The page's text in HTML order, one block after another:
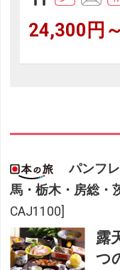
24,300円
パンフ
馬・栃木・房総・
CAJ1100]
露
つ